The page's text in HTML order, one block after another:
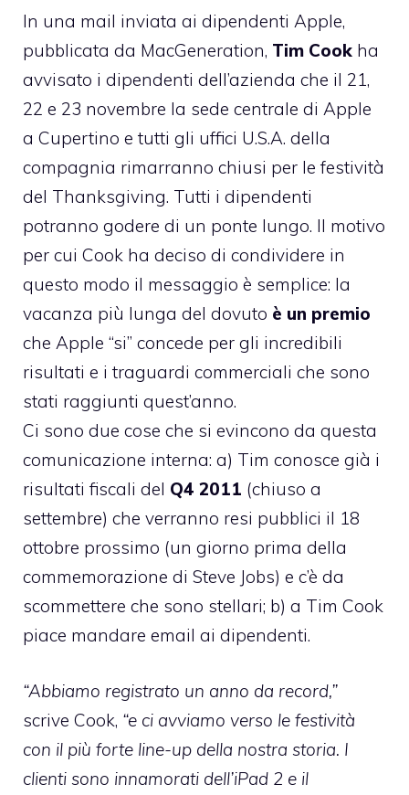
In una mail inviata ai dipendenti Apple,
pubblicata da MacGeneration, Tim Cook ha
avvisato i dipendenti dell’azienda che il 21,
22 e 23 novembre la sede centrale di Apple
a Cupertino e tutti gli uffici U.S.A. della
compagnia rimarranno chiusi per le festività
del Thanksgiving. Tutti i dipendenti
potranno godere di un ponte lungo. Il motivo
per cui Cook ha deciso di condividere in
questo modo il messaggio è semplice: la
vacanza più lunga del dovuto è un premio
che Apple “si” concede per gli incredibili
risultati e i traguardi commerciali che sono
stati raggiunti quest’anno.
Ci sono due cose che si evincono da questa
comunicazione interna: a) Tim conosce già i
risultati fiscali del Q4 2011 (chiuso a
settembre) che verranno resi pubblici il 18
ottobre prossimo (un giorno prima della
commemorazione di Steve Jobs) e c’è da
scommettere che sono stellari; b) a Tim Cook
piace mandare email ai dipendenti.
“Abbiamo registrato un anno da record,”
scrive Cook, “e ci avviamo verso le festività
con il più forte line-up della nostra storia. I
clienti sono innamorati dell’iPad 2 e il